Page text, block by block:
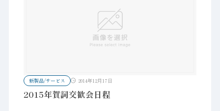
新製品/サービス 2014年12月17日
2015年賀詞交歓会日程